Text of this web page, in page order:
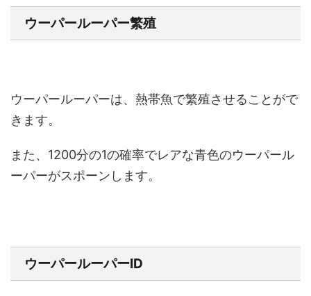
ウーパールーパー繁殖
ウーパールーパーは、熱帯魚で繁殖させることがで
きます。
また、1200分の1の確率でレアな青色のウーパール
ーパーがスポーンします。
ウーパールーパーID